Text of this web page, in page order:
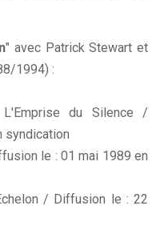
" avec Patrick Stewart et
1994) :
du Silence /
syndication
le : 01 mai 1989 en
/ Diffusion le : 22